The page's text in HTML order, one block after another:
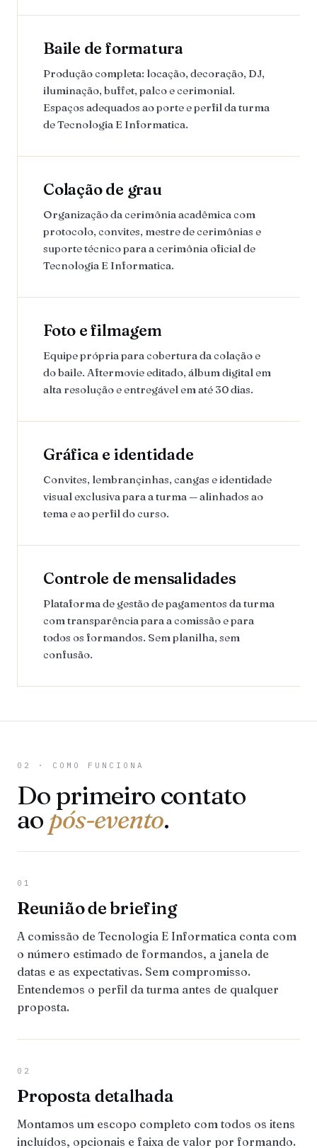
Baile de formatura
Produção completa: locação, decoração, DJ,
iluminação, buffet, palco e cerimonial.
Espaços adequados ao porte e perfil da turma
de Tecnologia E Informatica.
Colação de grau
Organização da cerimônia acadêmica com
protocolo, convites, mestre de cerimônias e
suporte técnico para a cerimônia oficial de
Tecnologia E Informatica.
Foto e filmagem
Equipe própria para cobertura da colação e
do baile. Aftermovie editado, álbum digital em
alta resolução e entregável em até 30 dias.
Gráfica e identidade
Convites, lembrançinhas, cangas e identidade
visual exclusiva para a turma — alinhados ao
tema e ao perfil do curso.
Controle de mensalidades
Plataforma de gestão de pagamentos da turma
com transparência para a comissão e para
todos os formandos. Sem planilha, sem
confusão.
02 · COMO FUNCIONA
Do primeiro contato
ao pós-evento.
01
Reunião de briefing
A comissão de Tecnologia E Informatica conta com
o número estimado de formandos, a janela de
datas e as expectativas. Sem compromisso.
Entendemos o perfil da turma antes de qualquer
proposta.
02
Proposta detalhada
Montamos um escopo completo com todos os itens
incluídos, opcionais e faixa de valor por formando.